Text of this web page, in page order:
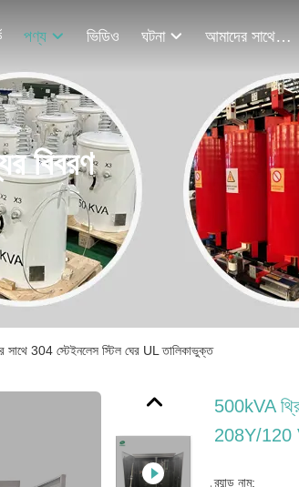
পণ্য ভিডিও ঘটনা আমাদের সাথে যোগাযোগ
বিবরণ
304 স্টেইনলেস স্টিল ঘের UL তালিকাভুক্ত
500kVA থ্রি
208Y/120
ব্র্যান্ড নাম: